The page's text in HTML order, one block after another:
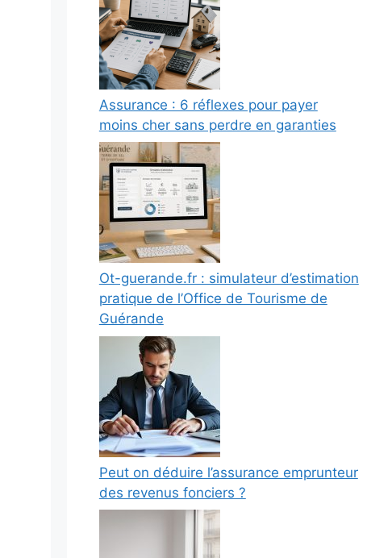
Assurance : 6 réflexes pour payer
moins cher sans perdre en garanties
Ot-guerande.fr : simulateur d’estimation
pratique de l’Office de Tourisme de
Guérande
Peut on déduire l’assurance emprunteur
des revenus fonciers ?